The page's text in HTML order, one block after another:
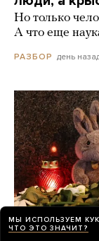
Но только
А что еще
РАЗБОР день
МЫ ИСПОЛЬЗУЕМ
ЧТО ЭТО ЗНАЧИТ?